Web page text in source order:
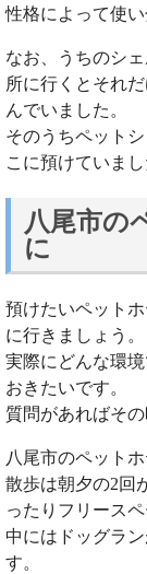
性格によって使い
なお、うちのシ
所に行くとそれ
んでいました。
そのうちペット
こに預けていまし
八尾市の
に
預けたいペット
に行きましょう。
実際にどんな環
おきたいです。
質問があればそ
八尾市のペット
散歩は朝夕の2回
ったりフリースペ
中にはドッグラ
す。